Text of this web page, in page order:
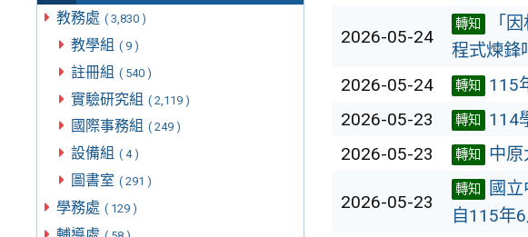
教務處 ( 3,830 )
教學組 ( 9 )
註冊組 ( 540 )
實驗研究組 ( 2,119 )
國際事務組 ( 249 )
設備組 ( 4 )
圖書室 ( 291 )
學務處 ( 129 )
2026-05-24
轉知
「
程式煉鋒
2026-05-24 轉知 115
2026-05-23 轉知 114
2026-05-23 轉知 中
2026-05-23
轉知
國
自115年